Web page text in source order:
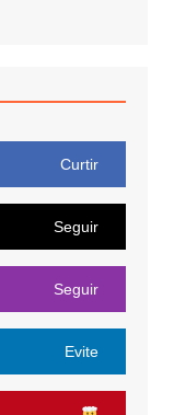
Curtir
Seguir
Seguir
Evite